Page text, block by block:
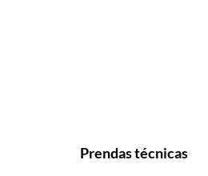
Prendas técnicas